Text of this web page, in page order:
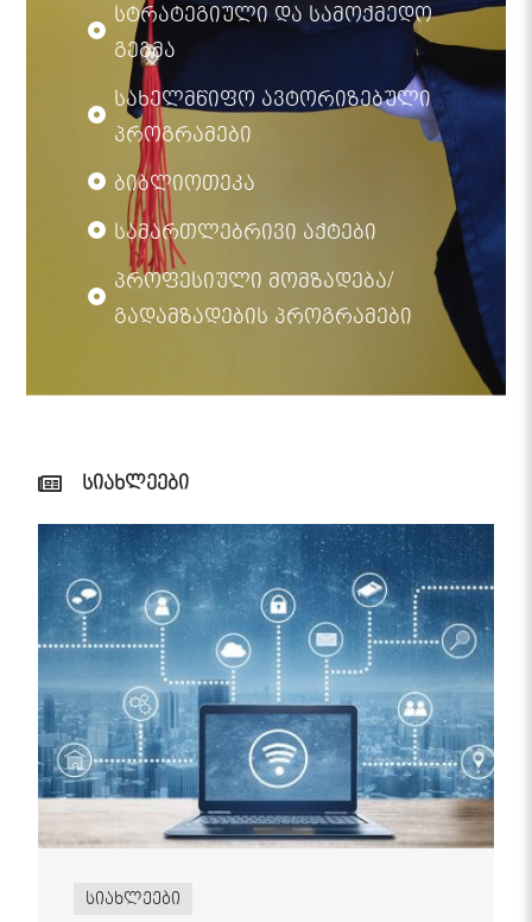
სტრატეგიული და სამოქმედო
გეგმა
სახელმწიფო ავტორიზებული
პროგრამები
ბიბლიოთეკა
სამართლებრივი აქტები
პროფესიული მომზადება/
გადამზადების პროგრამები
სიახლეები
სიახლეები